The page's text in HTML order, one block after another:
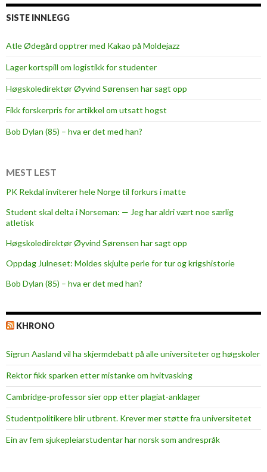
p
l
u
s
s
k
SISTE INNLEGG
Atle Ødegård opptrer med Kakao på Moldejazz
Lager kortspill om logistikk for studenter
Høgskoledirektør Øyvind Sørensen har sagt opp
Fikk forskerpris for artikkel om utsatt hogst
Bob Dylan (85) – hva er det med han?
MEST LEST
PK Rekdal inviterer hele Norge til forkurs i matte
Student skal delta i Norseman: — Jeg har aldri vært noe særlig
atletisk
Høgskoledirektør Øyvind Sørensen har sagt opp
Oppdag Julneset: Moldes skjulte perle for tur og krigshistorie
Bob Dylan (85) – hva er det med han?
KHRONO
Sigrun Aasland vil ha skjerm­debatt på alle universiteter og høgskoler
Rektor fikk sparken etter mistanke om hvitvasking
Cambridge-professor sier opp etter plagiat-anklager
Studentpolitikere blir utbrent. Krever mer støtte fra universitetet
Ein av fem sjukepleiar­studentar har norsk som andrespråk